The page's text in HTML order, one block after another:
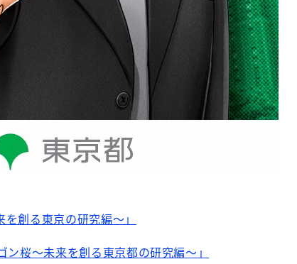
創る東京の研究編～」
ン桜～未来を創る東京都の研究編～」